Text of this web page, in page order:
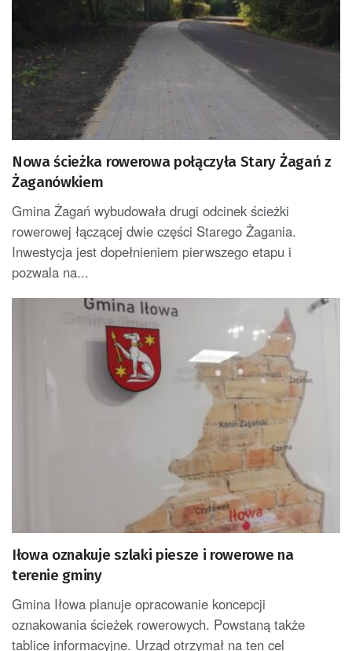
Nowa ścieżka rowerowa połączyła Stary Żagań z
Żaganówkiem
Gmina Żagań wybudowała drugi odcinek ścieżki
rowerowej łączącej dwie części Starego Żagania.
Inwestycja jest dopełnieniem pierwszego etapu i
pozwala na...
Iłowa oznakuje szlaki piesze i rowerowe na
terenie gminy
Gmina Iłowa planuje opracowanie koncepcji
oznakowania ścieżek rowerowych. Powstaną także
tablice informacyjne. Urząd otrzymał na ten cel